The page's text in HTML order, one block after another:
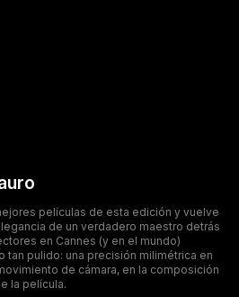
películas de esta edición y vuelve
de un verdadero maestro detrás
en Cannes (y en el mundo)
tan pulido: una precisión milimétrica en
de cámara, en la composición
la película.